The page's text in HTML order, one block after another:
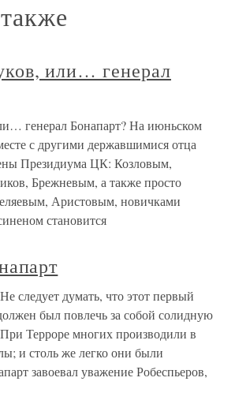
или… генерал
генерал Бонапарт? На июньском
с другими державшимися отца
Президиума ЦК: Козловым,
Брежневым, а также просто
Аристовым, новичками
становится
следует думать, что этот первый
был повлечь за собой солидную
Терроре многих производили в
и столь же легко они были
завоевал уважение Робеспьеров,